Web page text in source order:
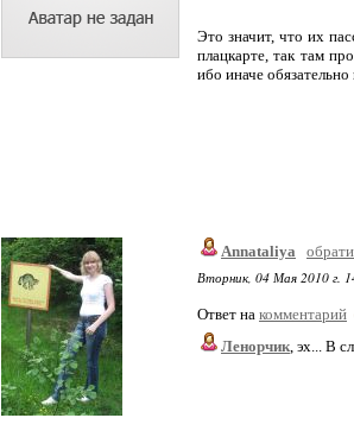
Это значит, что их
плацкарте, так там
ибо иначе
Annataliya
Вторник, 04 Мая 2010 г.
Ответ на комментарий
Ленорчик, эх... В